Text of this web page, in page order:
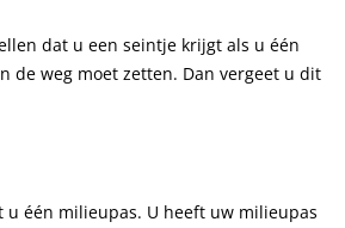
dat u een seintje krijgt als u één
de weg moet zetten. Dan vergeet u dit
u één milieupas. U heeft uw milieupas